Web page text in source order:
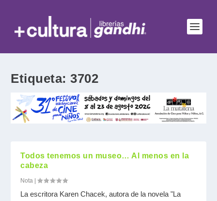
Etiqueta:3702
Todos tenemos un museo… Al menos en la
cabeza
Nota |
La escritora Karen Chacek, autora de la novela "La